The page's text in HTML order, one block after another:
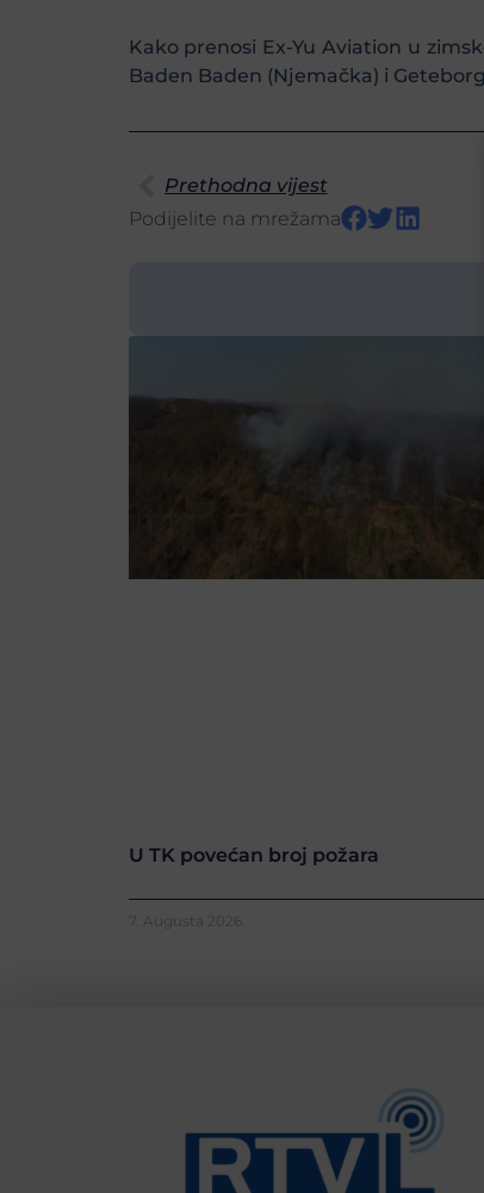
Kako prenosi Ex-Yu Aviation u
Baden Baden (Njemačka) i
Prethodna vijest
Podijelite na mrežama
U TK povećan broj požara
7. Augusta 2026.